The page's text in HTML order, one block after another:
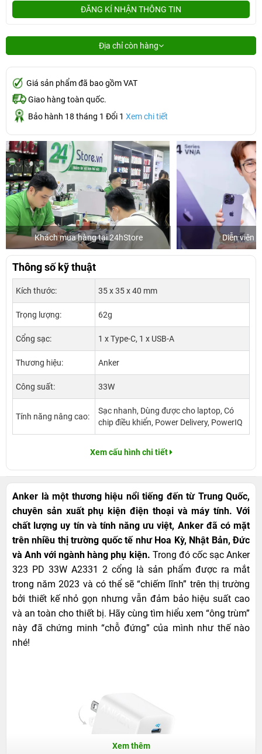
ĐĂNG KÍ NHẬN THÔNG TIN
Địa chỉ còn hàng
Giá sản phẩm đã bao gồm VAT
Giao hàng toàn quốc.
Bảo hành 18 tháng 1 Đổi 1 Xem chi tiết
Khách mua hàng tại 24hStore Diễn viên
Thông số kỹ thuật
Kích thước: 35 x 35 x 40 mm
Trọng lượng: 62g
Cổng sạc: 1 x Type-C, 1 x USB-A
Thương hiệu: Anker
Công suất: 33W
Tính năng nâng cao:
Sạc nhanh, Dùng được cho laptop, Có
chip điều khiển, Power Delivery, PowerIQ
Xem cấu hình chi tiết
Anker là một thương hiệu nổi tiếng đến từ Trung Quốc,
chuyên sản xuất phụ kiện điện thoại và máy tính. Với
chất lượng uy tín và tính năng ưu việt, Anker đã có mặt
trên nhiều thị trường quốc tế như Hoa Kỳ, Nhật Bản, Đức
và Anh với ngành hàng phụ kiện. Trong đó cốc sạc Anker
323 PD 33W A2331 2 cổng là sản phẩm được ra mắt
trong năm 2023 và có thể sẽ “chiếm lĩnh” trên thị trường
bởi thiết kế nhỏ gọn nhưng vẫn đảm bảo hiệu suất cao
và an toàn cho thiết bị. Hãy cùng tìm hiểu xem “ông trùm”
này đã chứng minh “chỗ đứng” của mình như thế nào
nhé!
Xem thêm